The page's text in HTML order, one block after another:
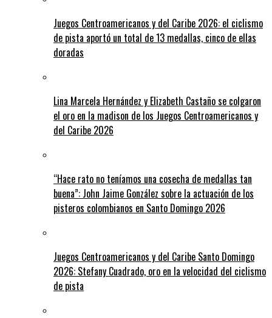
Juegos Centroamericanos y del Caribe 2026: el ciclismo
de pista aportó un total de 13 medallas, cinco de ellas
doradas
Lina Marcela Hernández y Elizabeth Castaño se colgaron
el oro en la madison de los Juegos Centroamericanos y
del Caribe 2026
“Hace rato no teníamos una cosecha de medallas tan
buena”: John Jaime González sobre la actuación de los
pisteros colombianos en Santo Domingo 2026
Juegos Centroamericanos y del Caribe Santo Domingo
2026: Stefany Cuadrado, oro en la velocidad del ciclismo
de pista